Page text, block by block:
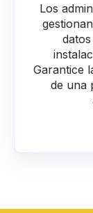
Los
Garantice
de una